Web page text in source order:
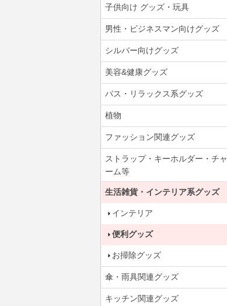
子供向け グッズ・玩具
男性・ビジネスマン向けグッズ
シルバー向けグッズ
美容&健康グッズ
バス・リラックス系グッズ
植物
ファッション関連グッズ
ストラップ・キーホルダー・チャ
ーム等
生活雑貨・インテリア系グッズ
インテリア
便利グッズ
お掃除グッズ
傘・雨具関連グッズ
キッチン関連グッズ